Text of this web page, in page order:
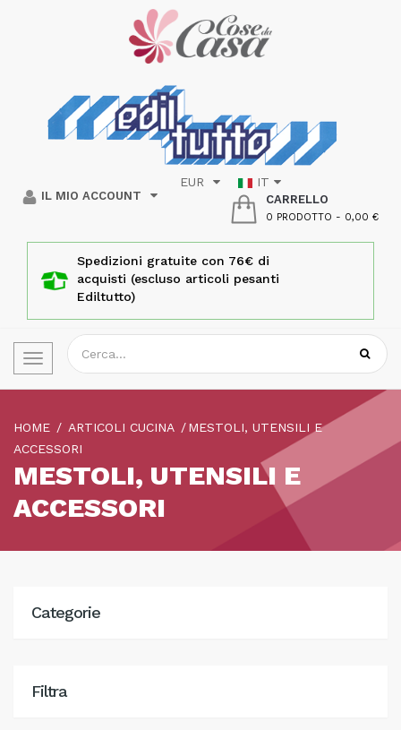
IL MIO ACCOUNT
EUR IT
CARRELLO
0 PRODOTTO - 0,00 €
Spedizioni gratuite con 76€ di
acquisti (escluso articoli pesanti
Ediltutto)
Toggle
navigation
HOME ARTICOLI CUCINA
MESTOLI, UTENSILI E
ACCESSORI
MESTOLI, UTENSILI E
ACCESSORI
Categorie
Filtra